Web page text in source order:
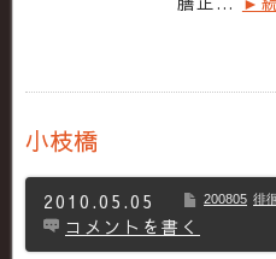
小枝橋
2010.05.05 200805 徘
コメントを書く